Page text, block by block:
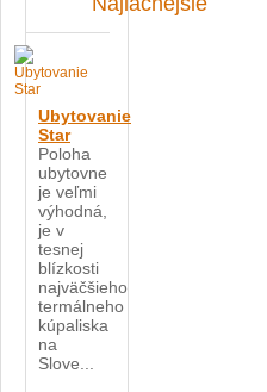
Ubytovanie
Star
Poloha
ubytovne
je veľmi
výhodná,
je v
tesnej
blízkosti
najväčšieho
termálneho
kúpaliska
na
Slove...